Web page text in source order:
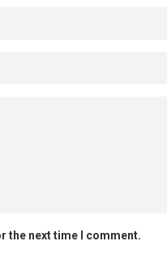
the next time I comment.